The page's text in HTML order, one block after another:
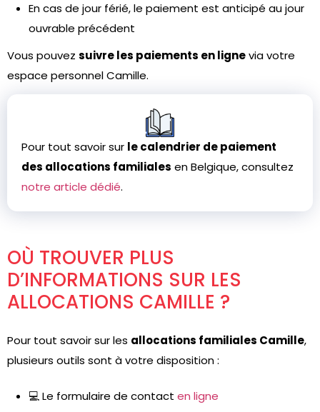
En cas de jour férié, le paiement est anticipé au jour
ouvrable précédent
Vous pouvez suivre les paiements en lignevia votre
espace personnel Camille.
Pour tout savoir sur le calendrier de paiement
des allocations familiales en Belgique, consultez
notre article dédié.
OÙ TROUVER PLUS
D’INFORMATIONS SUR LES
ALLOCATIONS CAMILLE ?
Pour tout savoir sur les allocations familiales Camille,
plusieurs outils sont à votre disposition :
💻 Le formulaire de contact en ligne